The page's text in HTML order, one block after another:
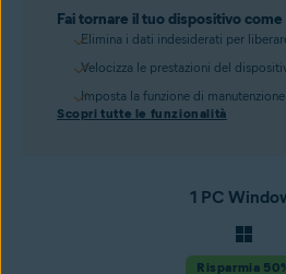
Fai tornare il tuo dispositivo
Elimina i dati indesiderati per
Velocizza le prestazioni del
Imposta la funzione di
Scopri tutte le funzionalità
1 PC
Risparmia